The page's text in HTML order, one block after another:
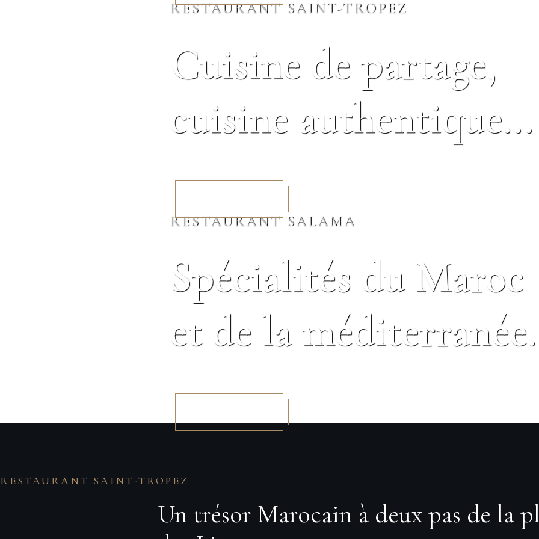
RESTAURANT SAINT-TROPEZ
Cuisine de partage,
cuisine authentique...
RESTAURANT SALAMA
Spécialités du Maroc
et de la
RESTAURANT SAINT-TROPEZ
Un trésor Marocain à deux pas de la